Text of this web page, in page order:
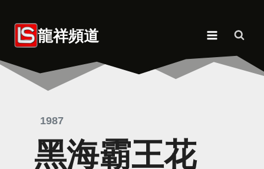
content 龍祥頻道
1987
黑海霸王花